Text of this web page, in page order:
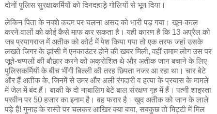
दोनों पुलिस सुरक्षाकर्मियों को दिनदहाड़े गोलियों से भून दिया।
लेकिन पिता के नक्शे कदम पर चलना असद को भारी पड़ गया। खून-कत्ल
करने वालों को कोई कैसे माफ कर सकता है। यही कारण है कि 13 अप्रैल को
जब प्रयागराज में अतीक को कोर्ट में पेश किया गया तो एक तरफ जहां उसके
लखते जिगर के झांसी में एनकाउंटर होने की खबर मिली, वहीं तमाम लोग उस पर
जूते-चप्पलों की बौछार करने को अक्रोशित थे और अतीक जान बचाने के लिए
पुलिसकर्मियों के बीच भींगी बिल्ली की तरह छिपता नजर आ रहा था। चार बेटे
और हैं अतीक के, जिनमें से उमर और अली रंगदारी व हत्या के प्रयास के मामले
में जेल में बंद हैं। बाकी के दो नाबालिग बेटे बाल संरक्षण गृह में हैं। पत्नी शाइस्ता
परवीन पर 50 हजार का इनाम है। वह फरार है। खुद अतीक को जान के लाले
पड़े हैं! गुनाह के रास्ते पर चलकर आखिर क्या बचा, सबकुछ तो मिट्टी में मिल